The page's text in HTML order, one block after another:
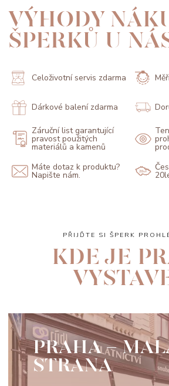
VÝHODY
ŠPERKŮ U
Celoživotní servis zdarma
Dárkové balení zdarma
Záruční list garantující
pravost použitých
materiálů a kamenů
Máte dotaz k produktu?
Napište nám.
PŘIJĎTE SI ŠPERK
KDE JE
PRAHA -
STRANA